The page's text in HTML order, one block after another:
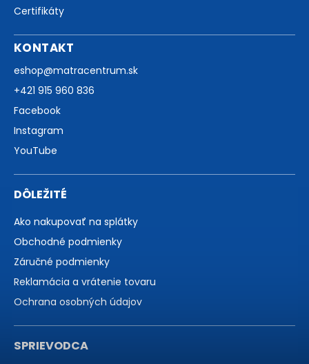
Certifikáty
KONTAKT
eshop@matracentrum.sk
+421 915 960 836
Facebook
Instagram
YouTube
DÔLEŽITÉ
Ako nakupovať na splátky
Obchodné podmienky
Záručné podmienky
Reklamácia a vrátenie tovaru
Ochrana osobných údajov
SPRIEVODCA